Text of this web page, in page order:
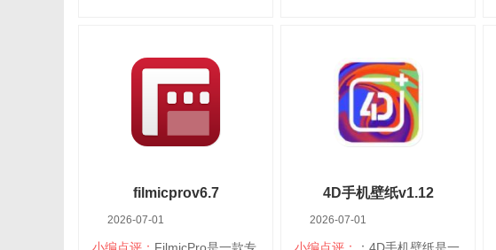
大小：117.15M
平台：安卓
语言：简体中文
大小：100.67M
平台：安卓
分类：安卓桌面
语言：简体中文
查看详情
filmicprov6.7
2026-07-01
4D手机壁纸v1.12
2026-07-01